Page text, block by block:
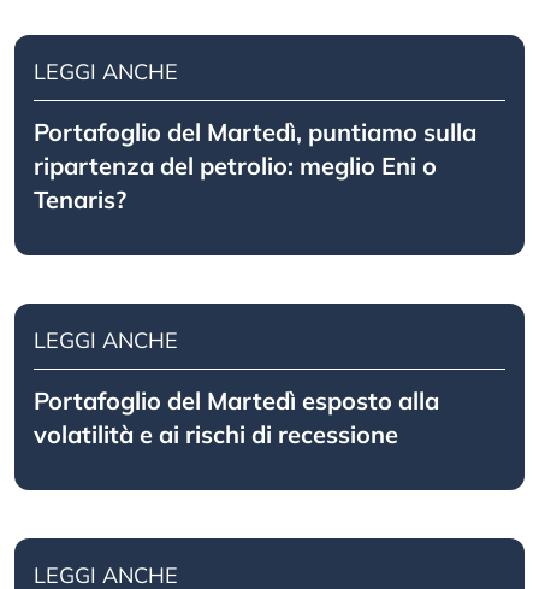
LEGGI ANCHE
Portafoglio del Martedì, puntiamo sulla
ripartenza del petrolio: meglio Eni o
Tenaris?
LEGGI ANCHE
Portafoglio del Martedì esposto alla
volatilità e ai rischi di recessione
LEGGI ANCHE